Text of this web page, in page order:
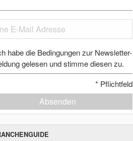
habe die Bedingungen zur Newsletter-
gelesen und stimme diesen zu.
* Pflichtfeld
Absenden